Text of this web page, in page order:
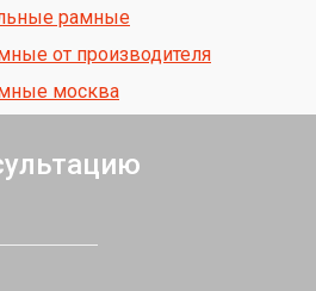
рамные
от производителя
москва